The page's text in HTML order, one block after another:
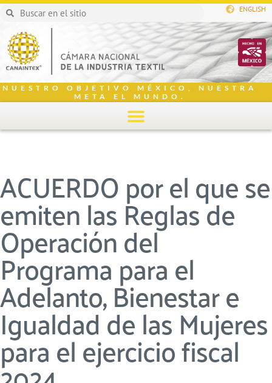
ENGLISH
NUESTRO OBJETIVO MÉXICO, NUESTRA
META EL MUNDO.
ACUERDO por el que se
emiten las Reglas de
Operación del
Programa para el
Adelanto, Bienestar e
Igualdad de las Mujeres
para el ejercicio fiscal